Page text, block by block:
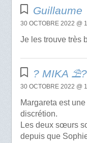
Guillaume
30 OCTOBRE 2022 @
Je les trouve très
? MIKA ⛱?
30 OCTOBRE 2022 @
Margareta est
discrétion.
Les deux sœurs
depuis que